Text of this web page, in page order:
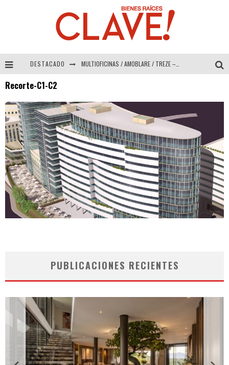
DESTACADO MULTIOFICINAS / AMOBLARE / TREZE – Especial Interiorismo & Decoración 2026
COLINEAL – Especial Interiorismo & Decoración 2026
ADRIANA HOYOS DESIGN STUDIO – Especial Interiorismo & Decoración 2026
Recorte-C1-C2
PUBLICACIONES RECIENTES